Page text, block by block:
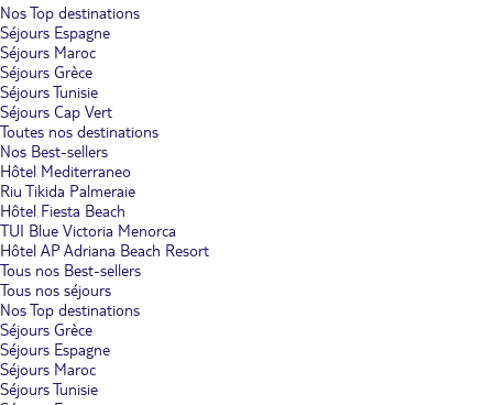
Nos Top destinations
Séjours Espagne
Séjours Maroc
Séjours Grèce
Séjours Tunisie
Séjours Cap Vert
Toutes nos destinations
Nos Best-sellers
Hôtel Mediterraneo
Riu Tikida Palmeraie
Hôtel Fiesta Beach
TUI Blue Victoria Menorca
Hôtel AP Adriana Beach Resort
Tous nos Best-sellers
Tous nos séjours
Nos Top destinations
Séjours Grèce
Séjours Espagne
Séjours Maroc
Séjours Tunisie